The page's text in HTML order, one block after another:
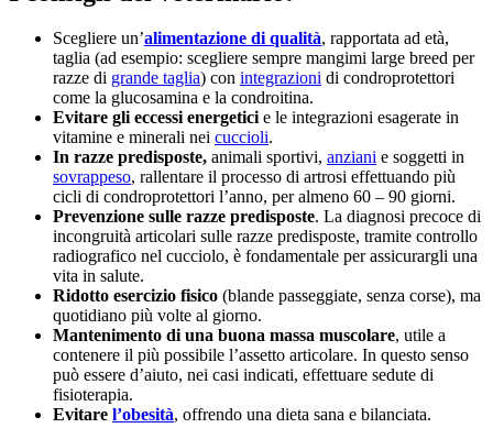
Scegliere un’alimentazione di qualità, rapportata ad età,
taglia (ad esempio: scegliere sempre mangimi large breed per
razze di grande taglia) con integrazioni di condroprotettori
come la glucosamina e la condroitina.
Evitare gli eccessi energeticie le integrazioni esagerate in
vitamine e minerali nei cuccioli.
In razze predisposte, animali sportivi, anziani e soggetti in
sovrappeso, rallentare il processo di artrosi effettuando più
cicli di condroprotettori l’anno, per almeno 60 – 90 giorni.
Prevenzione sulle razze predisposte. La diagnosi precoce di
incongruità articolari sulle razze predisposte, tramite controllo
radiografico nel cucciolo, è fondamentale per assicurargli una
vita in salute.
Ridotto esercizio fisico (blande passeggiate, senza corse), ma
quotidiano più volte al giorno.
Mantenimento di una buona massa muscolare, utile a
contenere il più possibile l’assetto articolare. In questo senso
può essere d’aiuto, nei casi indicati, effettuare sedute di
fisioterapia.
Evitare l’obesità, offrendo una dieta sana e bilanciata.